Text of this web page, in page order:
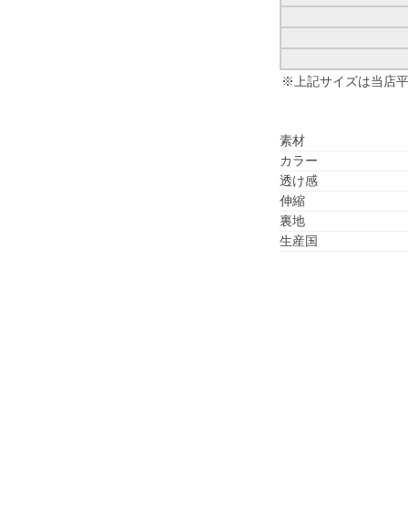
※上記サイズは当店
素材
カラー
透け感
伸縮
裏地
生産国